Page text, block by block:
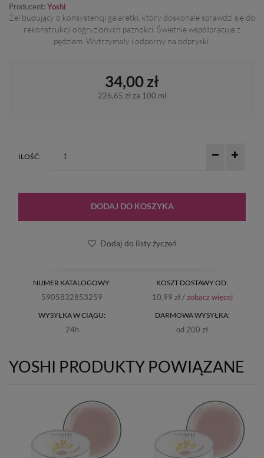
Producent: Yoshi
Żel budujący o konsystencji galaretki, który doskonale sprawdzi się do
rekonstrukcji obgryzionych paznokci. Świetnie współpracuje z
pędzlem. Wytrzymały i odporny na odpryski.
NUMER KATALOGOWY:
5905832853259
WYSYŁKA W CIĄGU:
24h
KOSZT DOSTAWY OD:
10.99 zł /zobacz więcej
DARMOWA WYSYŁKA:
od 200 zł
34,00 zł
226,65 zł za 100 ml
ILOŚĆ:
DODAJ DO KOSZYKA
Dodaj do listy życzeń
YOSHI PRODUKTY POWIĄZANE